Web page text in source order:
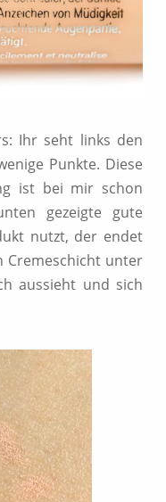
Ihr seht links den
Punkte. Diese
ist bei mir schon
gezeigte gute
nutzt, der endet
Cremeschicht unter
aussieht und sich